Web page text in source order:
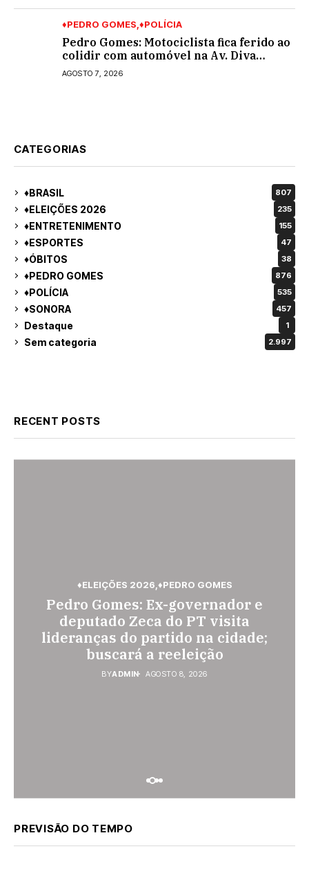
♦PEDRO GOMES ♦POLÍCIA
Pedro Gomes: Motociclista fica ferido ao
colidir com automóvel na Av. Diva
Araújo; ele não tinha CNH
AGOSTO 7, 2026
CATEGORIAS
♦BRASIL 807
♦ELEIÇÕES 2026 235
♦ENTRETENIMENTO 155
♦ESPORTES 47
♦ÓBITOS 38
♦PEDRO GOMES 876
♦POLÍCIA 535
♦SONORA 457
Destaque 1
Sem categoria 2.997
RECENT POSTS
♦PEDRO GOMES
Pedro Gomes: URGENTE: Jovem é
morto na região do Cascalho;
polícia no local
AGOSTO 8, 2026
♦ELEIÇÕES 2026 ♦PEDRO GOMES
Pedro Gomes: Ex-governador e
deputado Zeca do PT visita
lideranças do partido na cidade;
buscará a reeleição
BYADMIN AGOSTO 8, 2026
♦ESPORTES
Vini Jr. torna-se o brasileiro mais
bem pago; veja o top 10
BYADMIN AGOSTO 7, 2026
PREVISÃO DO TEMPO